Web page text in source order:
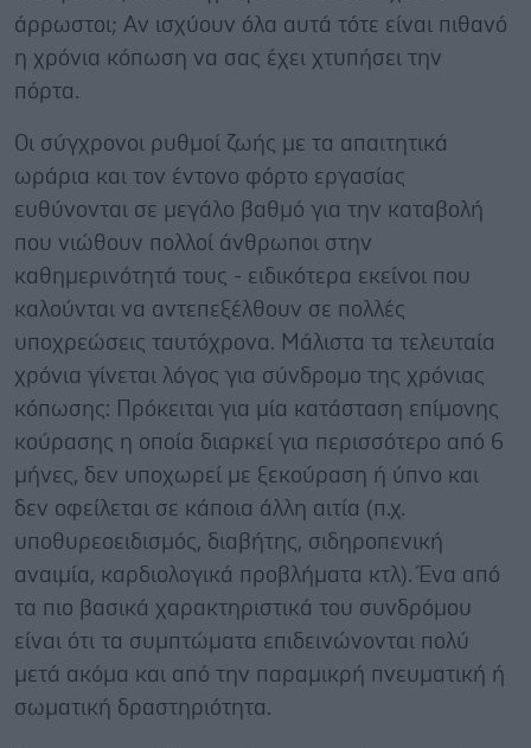
άρρωστοι; Αν ισχύουν όλα αυτά τότε είναι πιθανό
η χρόνια κόπωση να σας έχει χτυπήσει την
πόρτα.
Οι σύγχρονοι ρυθμοί ζωής με τα απαιτητικά
ωράρια και τον έντονο φόρτο εργασίας
ευθύνονται σε μεγάλο βαθμό για την καταβολή
που νιώθουν πολλοί άνθρωποι στην
καθημερινότητά τους - ειδικότερα εκείνοι που
καλούνται να αντεπεξέλθουν σε πολλές
υποχρεώσεις ταυτόχρονα. Μάλιστα τα τελευταία
χρόνια γίνεται λόγος για σύνδρομο της χρόνιας
κόπωσης: Πρόκειται για μία κατάσταση επίμονης
κούρασης η οποία διαρκεί για περισσότερο από 6
μήνες, δεν υποχωρεί με ξεκούραση ή ύπνο και
δεν οφείλεται σε κάποια άλλη αιτία (π.χ.
υποθυρεοειδισμός, διαβήτης, σιδηροπενική
αναιμία, καρδιολογικά προβλήματα κτλ). Ένα από
τα πιο βασικά χαρακτηριστικά του συνδρόμου
είναι ότι τα συμπτώματα επιδεινώνονται πολύ
μετά ακόμα και από την παραμικρή πνευματική ή
σωματική δραστηριότητα.